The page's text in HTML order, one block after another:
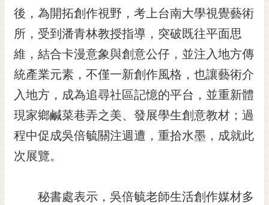
市
民
信
箱
English
日
本
語
隱
後，為開拓創作視野，考上台南大學視覺藝術
所，受到潘青林教授指導，突破既往平面思
維，結合卡漫意象與創意公仔，並注入地方傳
統產業元素，不僅一新創作風格，也讓藝術介
入地方，成為追尋社區記憶的平台，並重新體
現家鄉鹹菜巷弄之美、發展學生創意教材；過
程中促成吳倍毓關注週遭，重拾水墨，成就此
次展覽。
秘書處表示，吳倍毓老師生活創作媒材多